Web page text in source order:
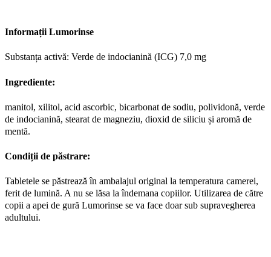
Informații Lumorinse
Substanța activă: Verde de indocianină (ICG) 7,0 mg
Ingrediente:
manitol, xilitol, acid ascorbic, bicarbonat de sodiu, polividonă, verde
de indocianină, stearat de magneziu, dioxid de siliciu și aromă de
mentă.
Condiții de păstrare:
Tabletele se păstrează în ambalajul original la temperatura camerei,
ferit de lumină. A nu se lăsa la îndemana copiilor. Utilizarea de către
copii a apei de gură Lumorinse se va face doar sub supravegherea
adultului.